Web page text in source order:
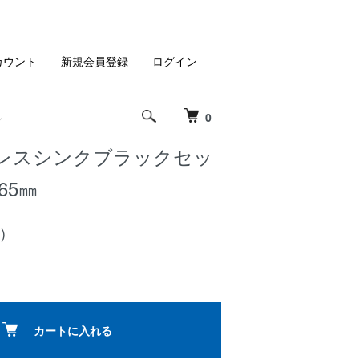
0
ント 新規会員登録 ログイン
スシンクブラックセッ
㎜
カートに入れる